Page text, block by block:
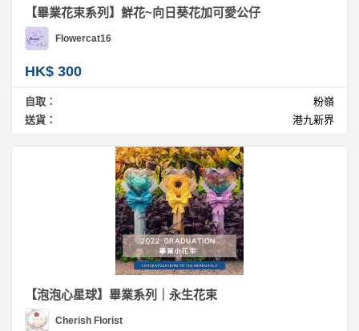
【畢業花束系列】鮮花~向日葵花加可愛公仔
Flowercat16
HK$ 300
自取：
粉嶺
送貨：
港九新界
【泡泡心星球】畢業系列｜永生花束
Cherish Florist